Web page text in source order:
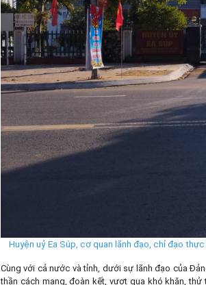
Huyện uỷ Ea Súp, cơ quan lãnh đạo, chỉ đạo
Cùng với cả nước và tỉnh, dưới sự lãnh đạo của
thần cách mạng, đoàn kết, vượt qua khó khăn,